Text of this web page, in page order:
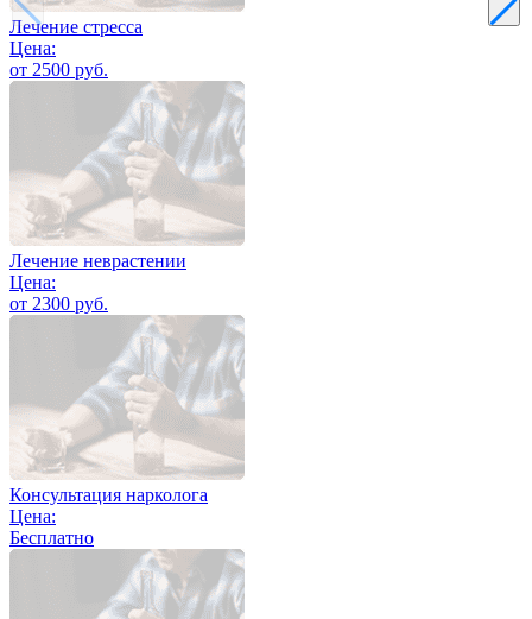
Лечение стресса
Цена:
от 2500 руб.
Лечение неврастении
Цена:
от 2300 руб.
Консультация нарколога
Цена:
Бесплатно